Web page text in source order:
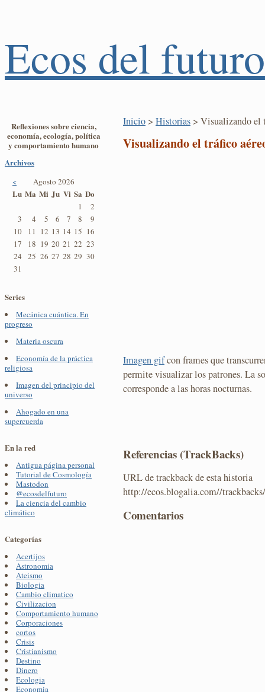
Ecos del futuro
Reflexiones sobre ciencia,
economía, ecología, política
y comportamiento humano
Archivos
< Agosto 2026
Lu Ma Mi Ju Vi Sa Do
1
2
3
4 5 6 7 8
9
10
11 12 13 14 15 16
17
18 19 20 21 22 23
24
25 26 27 28 29 30
31
Series
Mecánica cuántica. En
progreso
Materia oscura
Economía de la práctica
religiosa
Imagen del principio del
universo
Ahogado en una
supercuerda
En la red
Antigua página personal
Tutorial de Cosmología
Mastodon
@ecosdelfuturo
La ciencia del cambio
climático
Categorías
Acertijos
Astronomia
Ateismo
Biologia
Cambio climatico
Civilizacion
Comportamiento humano
Corporaciones
cortos
Crisis
Cristianismo
Destino
Dinero
Ecologia
Economia
Inicio > Historias > Visualizando el
Visualizando el tráfico
Imagen gifcon frames que
permite visualizar los patrones. La
corresponde a las horas nocturnas.
Referencias (TrackBacks)
URL de trackback de esta historia
http://ecos.blogalia.com//
Comentarios